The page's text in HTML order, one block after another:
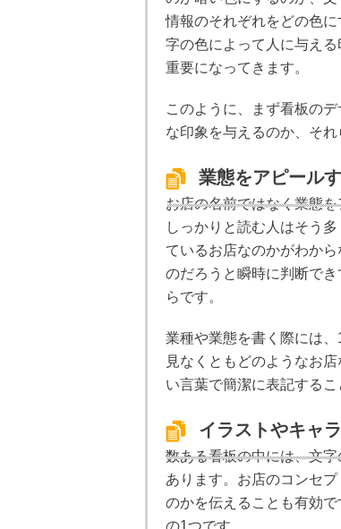
情報のそれぞれをどの色
字の色によって人に与え
重要になってきます。
このように、まず看板の
な印象を与えるのか、そ
業態をアピール
お店の名前ではなく業態
しっかりと読む人はそう
ているお店なのかがわか
のだろうと瞬時に判断で
らです。
業種や業態を書く際には
見なくともどのようなお
い言葉で簡潔に表記する
イラストやキャ
数ある看板の中には、文
あります。お店のコンセ
のかを伝えることも有効
の1つです。